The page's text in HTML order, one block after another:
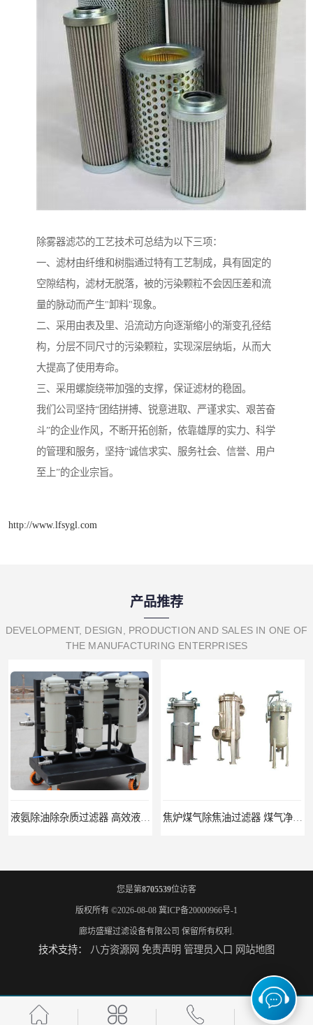
除雾器滤芯的工艺技术可总结为以下三项：
一、滤材由纤维和树脂通过特有工艺制成，具有固定的
空隙结构，滤材无脱落，被的污染颗粒不会因压差和流
量的脉动而产生"卸料"现象。
二、采用由表及里、沿流动方向逐渐缩小的渐变孔径结
构，分层不同尺寸的污染颗粒，实现深层纳垢，从而大
大提高了使用寿命。
三、采用螺旋绕带加强的支撑，保证滤材的稳固。
我们公司坚持“团结拼搏、锐意进取、严谨求实、艰苦奋
斗”的企业作风，不断开拓创新，依靠雄厚的实力、科学
的管理和服务，坚持“诚信求实、服务社会、信誉、用户
至上”的企业宗旨。
http://www.lfsygl.com
产品推荐
DEVELOPMENT, DESIGN, PRODUCTION AND SALES IN ONE OF
THE MANUFACTURING ENTERPRISES
硫化氢气除雾器 硝酸尾气分离器
您是第8705539位访客
版权所有 ©2026-08-08 冀ICP备20000966号-1
廊坊盛耀过滤设备有限公司 保留所有权利.
技术支持： 八方资源网 免责声明 管理员入口 网站地图